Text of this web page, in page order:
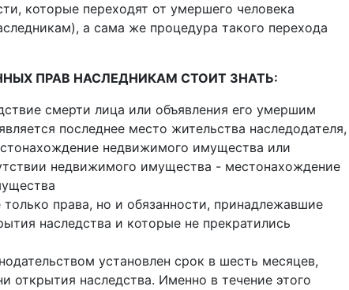
которые переходят от умершего человека
а сама же процедура такого перехода
ПРАВ НАСЛЕДНИКАМ СТОИТ ЗНАТЬ:
смерти лица или объявления его умершим
последнее место жительства наследодателя,
недвижимого имущества или
недвижимого имущества - местонахождение
только права, но и обязанности, принадлежавшие
наследства и которые не прекратились
установлен срок в шесть месяцев,
открытия наследства. Именно в течение этого